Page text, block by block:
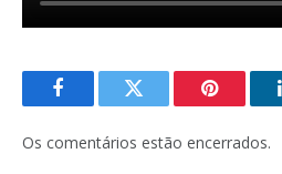
FacebookTwitter Pinterest
Os comentários estão encerrados.